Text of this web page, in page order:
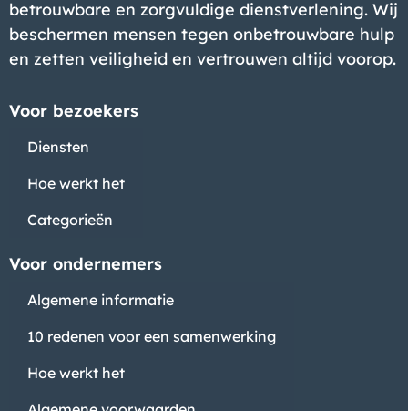
betrouwbare en zorgvuldige dienstverlening. Wij
beschermen mensen tegen onbetrouwbare hulp
en zetten veiligheid en vertrouwen altijd voorop.
Voor bezoekers
Diensten
Hoe werkt het
Categorieën
Voor ondernemers
Algemene informatie
10 redenen voor een samenwerking
Hoe werkt het